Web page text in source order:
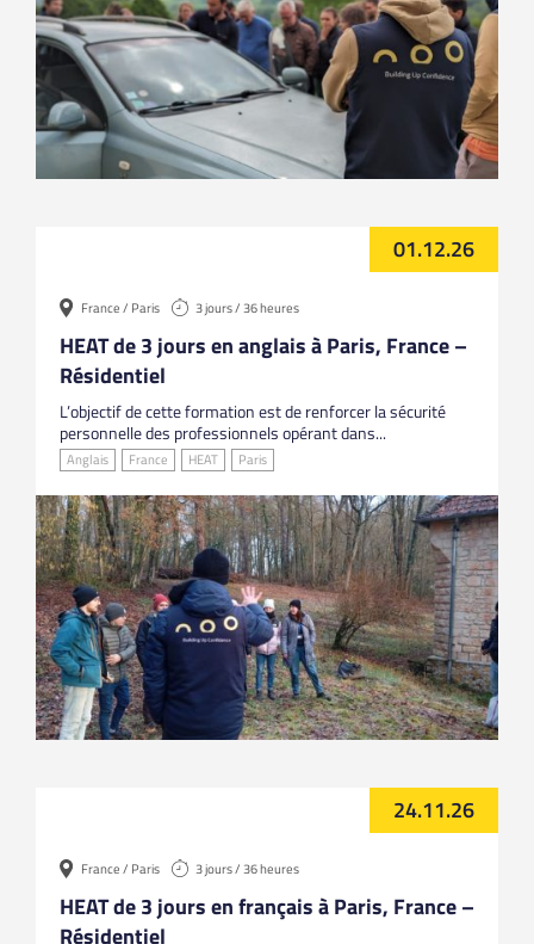
01.12.26
France / Paris 3 jours / 36 heures
HEAT de 3 jours en anglais à Paris, France –
Résidentiel
L’objectif de cette formation est de renforcer la sécurité
personnelle des professionnels opérant dans...
Anglais France HEAT Paris
24.11.26
France / Paris 3 jours / 36 heures
HEAT de 3 jours en français à Paris, France –
Résidentiel